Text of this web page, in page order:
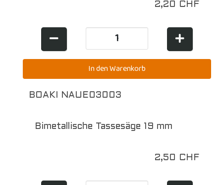
2,20 CHF
BOAKI NAUE03003
Bimetallische Tassesäge 19 mm
2,50 CHF